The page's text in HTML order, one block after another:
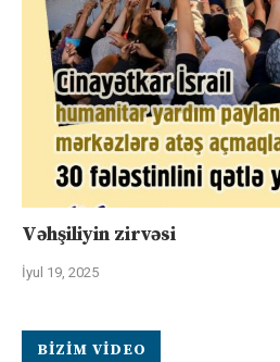
Vəhşiliyin zirvəsi
İyul 19, 2025
BIZIM VIDEO